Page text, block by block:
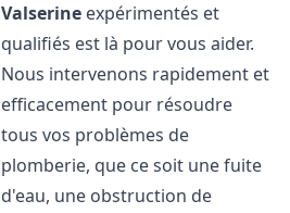
Valserine expérimentés et
qualifiés est là pour vous aider.
Nous intervenons rapidement et
efficacement pour résoudre
tous vos problèmes de
plomberie, que ce soit une fuite
d'eau, une obstruction de